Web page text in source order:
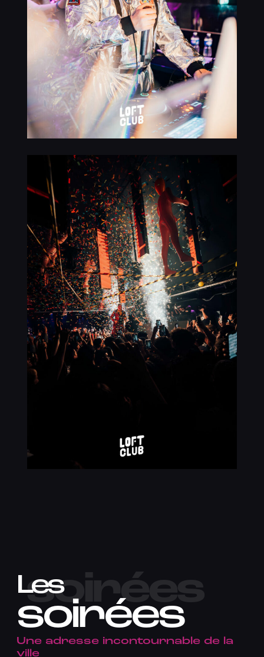
Les
soirées
soirées
Une adresse incontournable de la
ville​